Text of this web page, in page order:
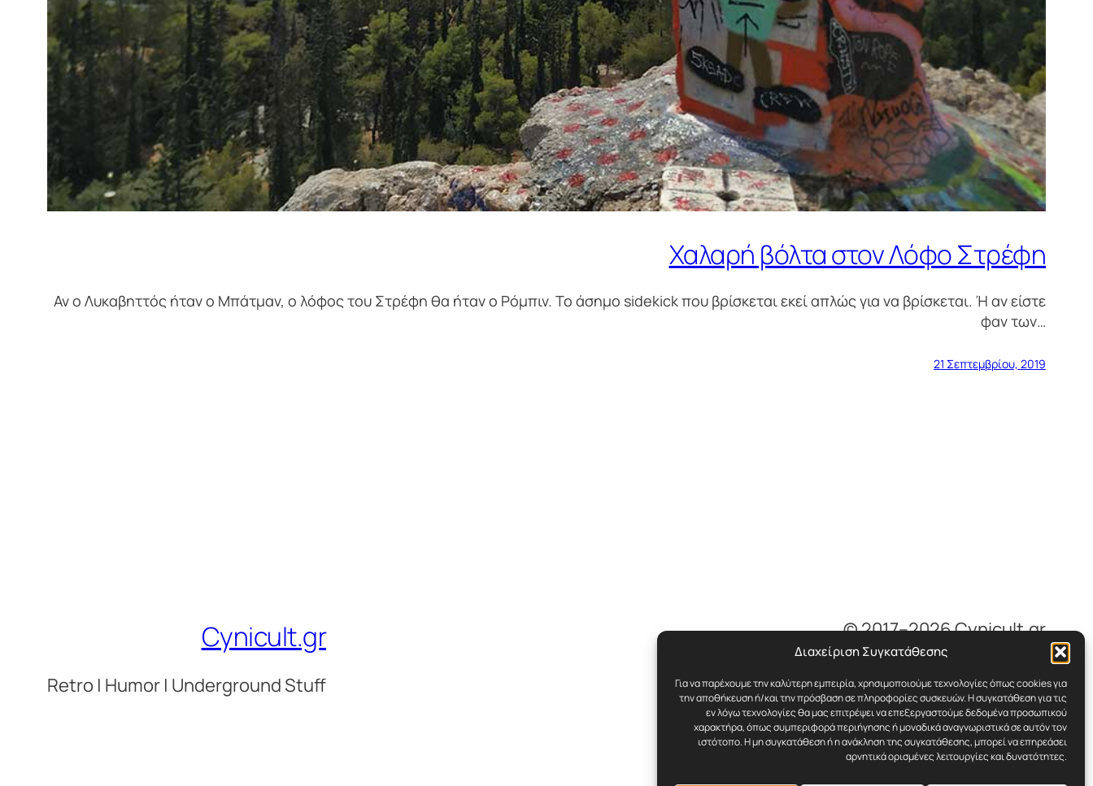
Διαχείριση Συγκατάθεσης
Για να παρέχουμε την καλύτερη εμπειρία, χρησιμοποιούμε τεχνολογίες όπως cookies για
την αποθήκευση ή/και την πρόσβαση σε πληροφορίες συσκευών. Η συγκατάθεση για τις
εν λόγω τεχνολογίες θα μας επιτρέψει να επεξεργαστούμε δεδομένα προσωπικού
χαρακτήρα, όπως συμπεριφορά περιήγησης ή μοναδικά αναγνωριστικά σε αυτόν τον
ιστότοπο. Η μη συγκατάθεση ή η ανάκληση της συγκατάθεσης, μπορεί να επηρεάσει
αρνητικά ορισμένες λειτουργίες και δυνατότητες.
Χαλαρή βόλτα στον Λόφο Στρέφη
Αν ο Λυκαβηττός ήταν ο Μπάτμαν, ο λόφος του Στρέφη θα ήταν ο Ρόμπιν. Το άσημο sidekick που βρίσκεται εκεί απλώς για να βρίσκεται. Ή αν είστε
φαν των…
21 Σεπτεμβρίου, 2019
Cynicult.gr
Retro | Humor | Underground Stuff
© 2017–2026 Cynicult.gr